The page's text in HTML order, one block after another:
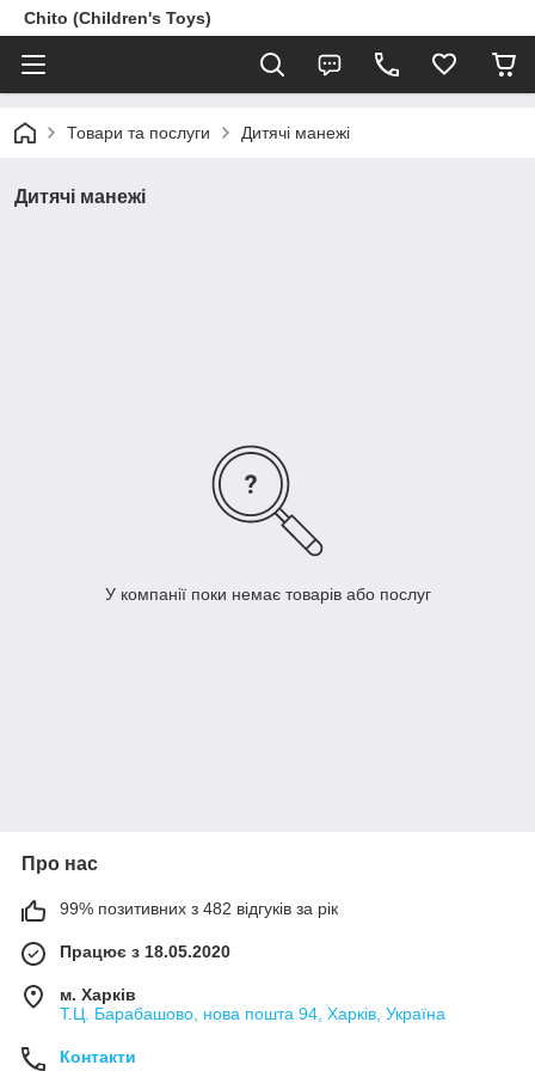
Chito (Children's Toys)
Товари та послуги Дитячі манежі
Дитячі манежі
У компанії поки немає товарів або послуг
Про нас
99% позитивних з 482 відгуків за рік
Працює з 18.05.2020
м. Харків
Т.Ц. Барабашово, нова пошта 94, Харків, Україна
Контакти